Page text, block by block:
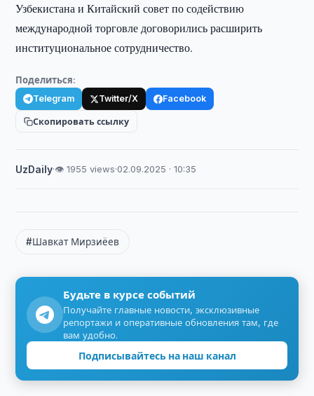
Узбекистана и Китайский совет по содействию
международной торговле договорились расширить
институциональное сотрудничество.
Поделиться:
Telegram Twitter/X Facebook
Скопировать ссылку
UzDaily·👁 1955 views·02.09.2025 · 10:35
#Шавкат Мирзиёев
Будьте в курсе событий
Получайте главные новости, эксклюзивные
репортажи и оперативные обновления там, где
вам удобно.
Подписывайтесь на наш канал